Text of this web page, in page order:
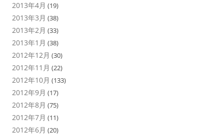
2013年4月 (19)
2013年3月 (38)
2013年2月 (33)
2013年1月 (38)
2012年12月 (30)
2012年11月 (22)
2012年10月 (133)
2012年9月 (17)
2012年8月 (75)
2012年7月 (11)
2012年6月 (20)